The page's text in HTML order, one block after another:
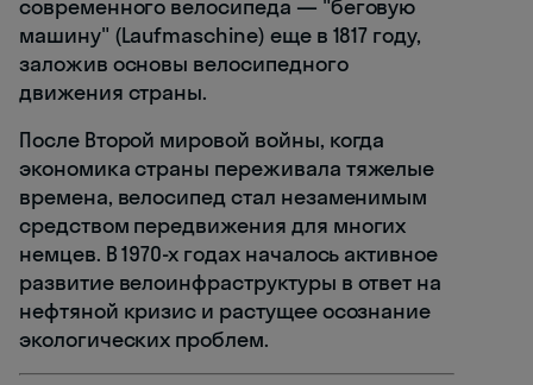
современного велосипеда — "беговую
машину" (Laufmaschine) еще в 1817 году,
заложив основы велосипедного
движения страны.
После Второй мировой войны, когда
экономика страны переживала тяжелые
времена, велосипед стал незаменимым
средством передвижения для многих
немцев. В 1970-х годах началось активное
развитие велоинфраструктуры в ответ на
нефтяной кризис и растущее осознание
экологических проблем.